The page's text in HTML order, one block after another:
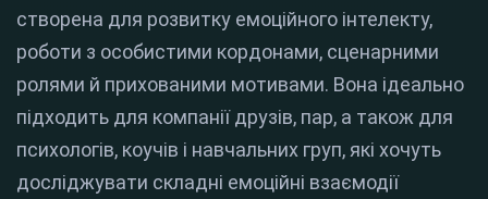
створена для розвитку емоційного інтелекту,
роботи з особистими кордонами, сценарними
ролями й прихованими мотивами. Вона ідеально
підходить для компанії друзів, пар, а також для
психологів, коучів і навчальних груп, які хочуть
досліджувати складні емоційні взаємодії